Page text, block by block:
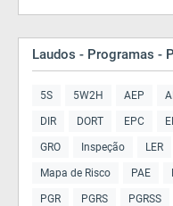
Laudos - Programas -
5S 5W2H AEP
DIR DORT EPC
GRO Inspeção LER
Mapa de Risco PAE
PGR PGRS PGRSS